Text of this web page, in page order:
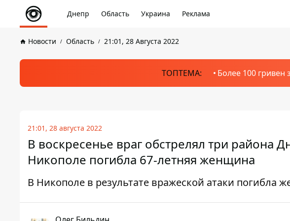
Днепр Область Украина Реклама
Новости Область 21:01, 28 Августа 2022
ТОПТЕМА: Более 100 гривен
21:01, 28 августа 2022
В воскресенье враг обстрелял три района
Никополе погибла 67-летняя женщина
В Никополе в результате вражеской атаки погибла